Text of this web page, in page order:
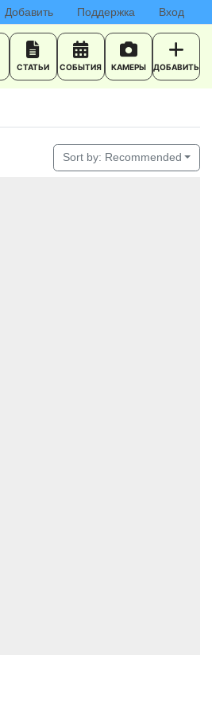
Добавить Поддержка Вход
СТАТЬИ СОБЫТИЯ КАМЕРЫ ДОБАВИТЬ
Sort by: Recommended